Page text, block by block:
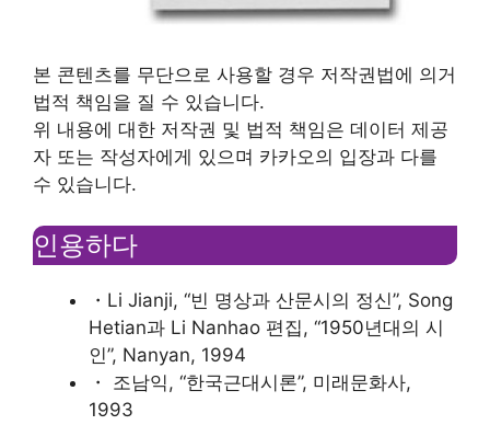
본 콘텐츠를 무단으로 사용할 경우 저작권법에 의거
법적 책임을 질 수 있습니다.
위 내용에 대한 저작권 및 법적 책임은 데이터 제공
자 또는 작성자에게 있으며 카카오의 입장과 다를
수 있습니다.
인용하다
・Li Jianji, “빈 명상과 산문시의 정신”, Song
Hetian과 Li Nanhao 편집, “1950년대의 시
인”, Nanyan, 1994
・ 조남익, “한국근대시론”, 미래문화사,
1993